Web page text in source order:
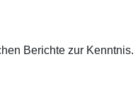
Berichte zur Kenntnis.